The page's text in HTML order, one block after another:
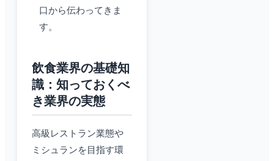
口から伝わってきま
す。
飲食業界の基礎知
識：知っておくべ
き業界の実態
高級レストラン業態や
ミシュランを目指す環